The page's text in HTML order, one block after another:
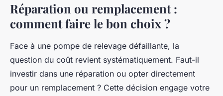
Réparation ou remplacement :
comment faire le bon choix ?
Face à une pompe de relevage défaillante, la
question du coût revient systématiquement. Faut-il
investir dans une réparation ou opter directement
pour un remplacement ? Cette décision engage votre